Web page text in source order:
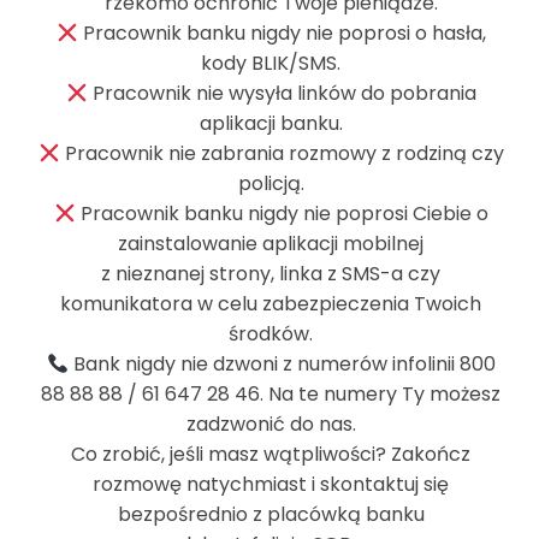
https://www.knf.gov.pl/dla_rynku/CSIRT_KNF?
articleId=73548&p_id=18
Więcej informacji o zasadach bezpieczeństwa
znajdziesztutaj.
InoBank
Bank Spółdzielczy
w Inowrocławiu
ul. Solankowa 11
88-100 Inowrocław
Pracownik banku nigdy nie poprosi o hasła,
kody BLIK/SMS.
Pracownik nie wysyła linków do pobrania
aplikacji banku.
Pracownik nie zabrania rozmowy z rodziną czy
policją.
Pracownik banku nigdy nie poprosi Ciebie o
zainstalowanie aplikacji mobilnej
z nieznanej strony, linka z SMS-a czy
komunikatora w celu zabezpieczenia Twoich
środków.
Bank nigdy nie dzwoni z numerów infolinii 800
88 88 88 / 61 647 28 46. Na te numery Ty możesz
zadzwonić do nas.
Co zrobić, jeśli masz wątpliwości? Zakończ
rozmowę natychmiast i skontaktuj się
bezpośrednio z placówką banku